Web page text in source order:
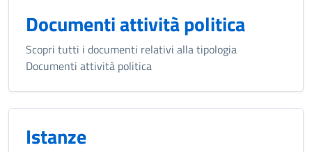
Documenti attività politica
Scopri tutti i documenti relativi alla tipologia
Documenti attività politica
Istanze